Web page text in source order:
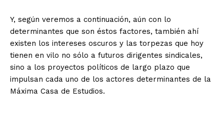
Y, según veremos a continuación, aún con lo
determinantes que son éstos factores, también ahí
existen los intereses oscuros y las torpezas que hoy
tienen en vilo no sólo a futuros dirigentes sindicales,
sino a los proyectos políticos de largo plazo que
impulsan cada uno de los actores determinantes de la
Máxima Casa de Estudios.